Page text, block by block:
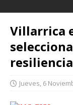
Villarrica
Jueves, 6